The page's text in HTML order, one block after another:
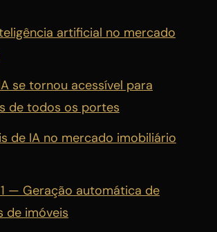
artificial no mercado
se tornou acessível para
de todos os portes
de IA no mercado imobiliário
— Geração automática de
de imóveis